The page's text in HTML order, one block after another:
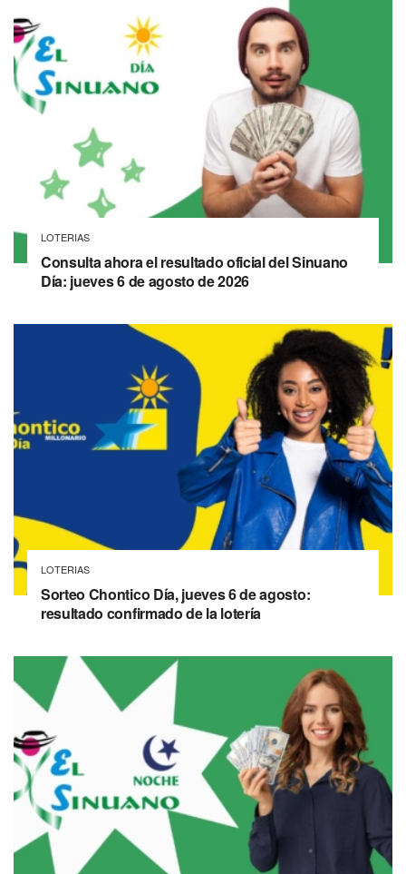
LOTERIAS
Consulta ahora el resultado oficial del Sinuano
Día: jueves 6 de agosto de 2026
LOTERIAS
Sorteo Chontico Día, jueves 6 de agosto:
resultado confirmado de la lotería